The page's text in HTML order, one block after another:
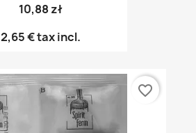
10,88 zł
2,65 €tax incl.
favorite_border